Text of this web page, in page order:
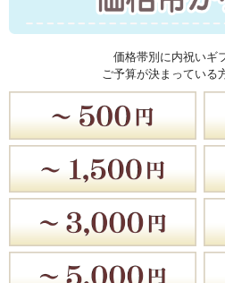
価格帯別に内祝いギ
ご予算が決まっている